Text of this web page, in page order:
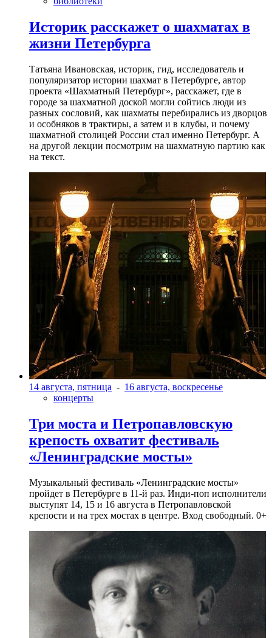
Историк расскажет о шахматах в
жизни Петербурга
Татьяна Ивановская, историк, гид, исследователь и
популяризатор истории шахмат в Петербурге, автор
проекта «Шахматный Петербург», расскажет, где в
городе за шахматной доской могли сойтись люди из
разных сословий, как шахматы перебирались из дворцов
и особняков в трактиры, а затем и в клубы, и почему
шахматной столицей России стал именно Петербург. А
на другой лекции посмотрим на шахматную партию как
на текст.
14 августа, пятница - 16 августа, воскресенье
концерты
Три моста и Петропавловскую
крепость охватит фестиваль
«Ленинградские мосты»
Музыкальный фестиваль «Ленинградские мосты»
пройдет в Петербурге в 11-й раз. Инди-поп исполнители
выступят 14, 15 и 16 августа в Петропавловской
крепости и на трех мостах в центре. Вход свободный. 0+